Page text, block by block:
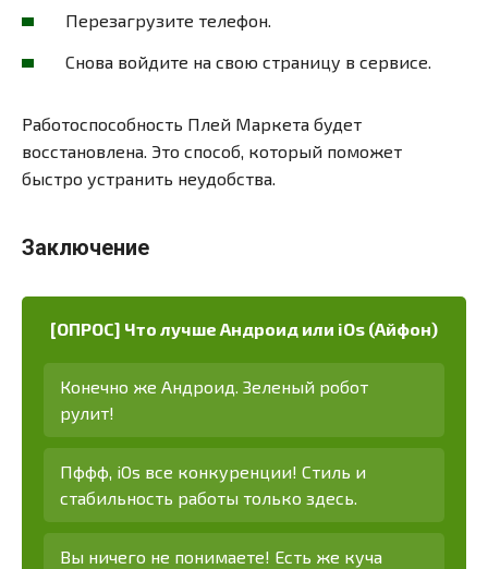
Перезагрузите телефон.
Снова войдите на свою страницу в сервисе.
Работоспособность Плей Маркета будет
восстановлена. Это способ, который поможет
быстро устранить неудобства.
Заключение
[ОПРОС] Что лучше Андроид или iOs (Айфон)
Конечно же Андроид. Зеленый робот
рулит!
Пффф, iOs все конкуренции! Стиль и
стабильность работы только здесь.
Вы ничего не понимаете! Есть же куча